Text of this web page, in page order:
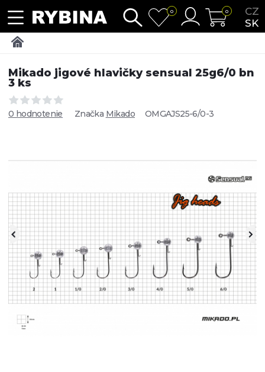
CZ
SK
0 0
Mikado jigové hlavičky sensual 25g6/0 bn
3 ks
0 hodnotenie Značka Mikado OMGAJS25-6/0-3